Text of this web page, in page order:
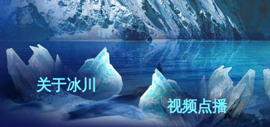
关于冰川
视频点播